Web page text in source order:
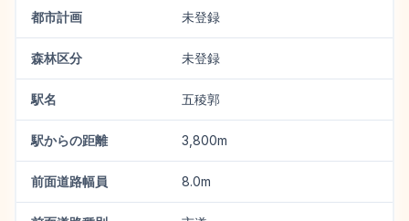
都市計画 未登録
森林区分 未登録
駅名 五稜郭
駅からの距離 3,800m
前面道路幅員 8.0m